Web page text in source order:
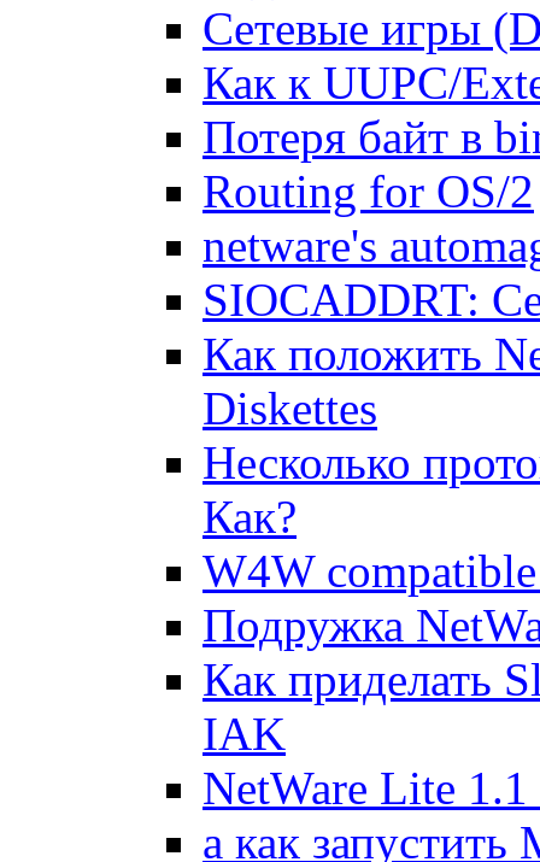
Сетевые игры
Как к UUPC/
Потеря байт в
Routing for OS/2
netware's
SIOCADDRT:
Как положить
Diskettes
Hесколько
Как?
W4W
Подружка
Как приделать
IAK
NetWare Lite 1.1
а как